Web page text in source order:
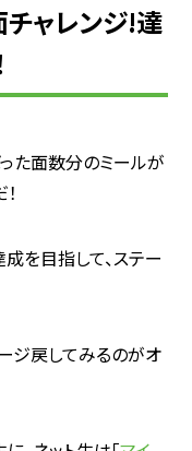
ャレンジ!達
た面数分のミールが
を目指して、ステー
ジ戻してみるのがオ